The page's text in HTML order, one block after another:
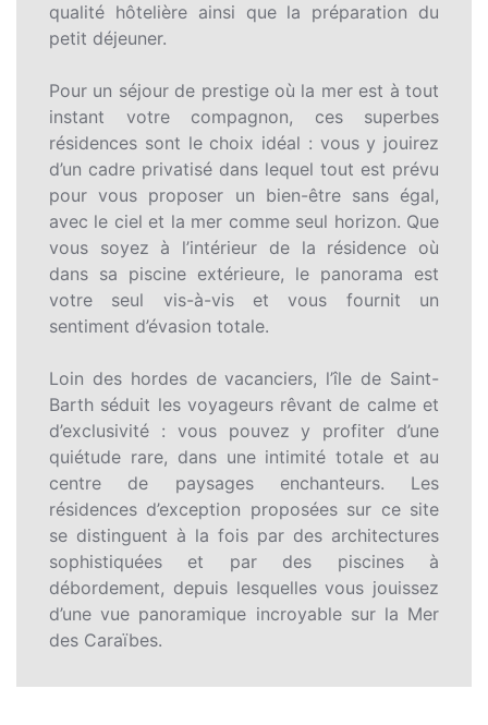
qualité hôtelière ainsi que la préparation du
petit déjeuner.
Pour un séjour de prestige où la mer est à tout
instant votre compagnon, ces superbes
résidences sont le choix idéal : vous y jouirez
d’un cadre privatisé dans lequel tout est prévu
pour vous proposer un bien-être sans égal,
avec le ciel et la mer comme seul horizon. Que
vous soyez à l’intérieur de la résidence où
dans sa piscine extérieure, le panorama est
votre seul vis-à-vis et vous fournit un
sentiment d’évasion totale.
Loin des hordes de vacanciers, l’île de Saint-
Barth séduit les voyageurs rêvant de calme et
d’exclusivité : vous pouvez y profiter d’une
quiétude rare, dans une intimité totale et au
centre de paysages enchanteurs. Les
résidences d’exception proposées sur ce site
se distinguent à la fois par des architectures
sophistiquées et par des piscines à
débordement, depuis lesquelles vous jouissez
d’une vue panoramique incroyable sur la Mer
des Caraïbes.